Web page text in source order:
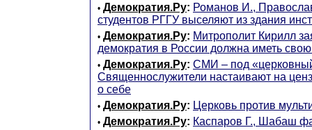
• Демократия.Ру: Романов И.,
студентов РГГУ выселяют из здания
• Демократия.Ру: Митрополит Кирилл
демократия в России должна иметь
• Демократия.Ру: СМИ – под
Священнослужители настаивают на
о себе
• Демократия.Ру: Церковь против
• Демократия.Ру: Каспаров Г., Шабаш